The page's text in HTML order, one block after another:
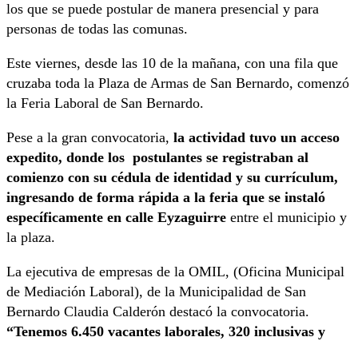
los que se puede postular de manera presencial y para
personas de todas las comunas.
Este viernes, desde las 10 de la mañana, con una fila que
cruzaba toda la Plaza de Armas de San Bernardo, comenzó
la Feria Laboral de San Bernardo.
Pese a la gran convocatoria, la actividad tuvo un acceso
expedito, donde los postulantes se registraban al
comienzo con su cédula de identidad y su currículum,
ingresando de forma rápida a la feria que se instaló
específicamente en calle Eyzaguirre entre el municipio y
la plaza.
La ejecutiva de empresas de la OMIL, (Oficina Municipal
de Mediación Laboral), de la Municipalidad de San
Bernardo Claudia Calderón destacó la convocatoria.
“Tenemos 6.450 vacantes laborales, 320 inclusivas y